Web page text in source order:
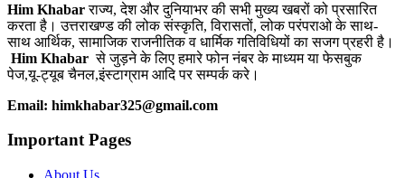
Him Khabarराज्य, देश और दुनियाभर की सभी मुख्य खबरों को प्रसारित
करता है। उत्तराखण्ड की लोक संस्कृति, विरासतों, लोक परंपराओ के साथ-
साथ आर्थिक, सामाजिक राजनीतिक व धार्मिक गतिविधियों का सजग प्रहरी है।
Him Khabar से जुड़ने के लिए हमारे फोन नंबर के माध्यम या फेसबुक
पेज,यू-ट्यूब चैनल,इंस्टाग्राम आदि पर सम्पर्क करे।
Email: himkhabar325@gmail.com
Important Pages